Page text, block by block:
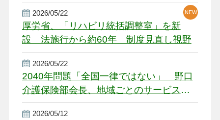
2026/05/22
厚労省、「リハビリ統括調整室」を新
設 法施行から約60年 制度見直し視野
NEW
2026/05/22
2040年問題「全国一律ではない」 野口
介護保険部会長、地域ごとのサービス基
盤整備を促す
2026/05/12